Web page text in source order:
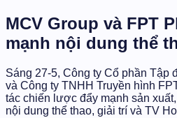
MCV Group và FPT
mạnh nội dung thể
Sáng 27-5, Công ty Cổ phần Tập
và Công ty TNHH Truyền hình
tác chiến lược đẩy mạnh sản
nội dung thể thao, giải trí và TV